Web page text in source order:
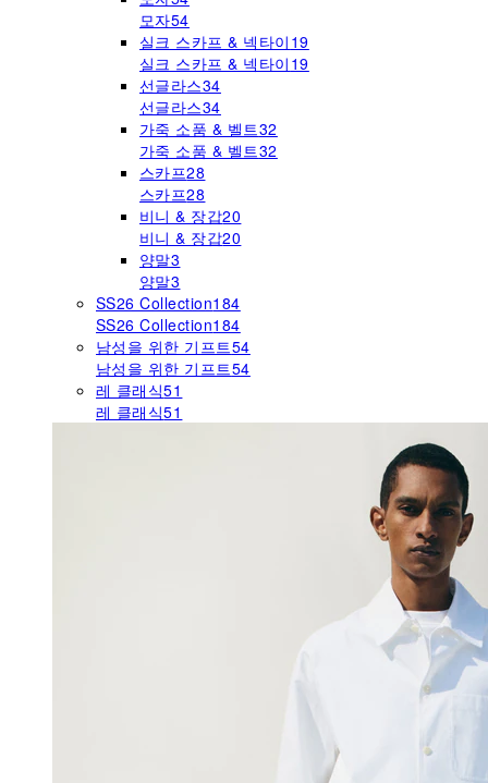
모자54
실크 스카프 & 넥타이 19
실크 스카프 & 넥타이 19
선글라스34
선글라스34
가죽 소품 & 벨트32
가죽 소품 & 벨트32
스카프28
스카프28
비니 & 장갑20
비니 & 장갑20
양말3
양말3
SS26 Collection184
SS26 Collection184
남성을 위한 기프트54
남성을 위한 기프트54
레 클래식51
레 클래식51